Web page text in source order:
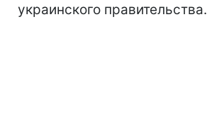
украинского правительства.